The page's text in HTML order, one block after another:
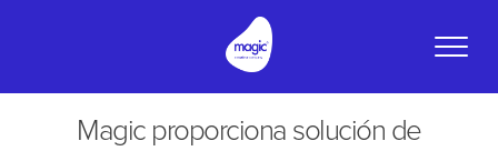
Toggle
Magic proporciona solución de